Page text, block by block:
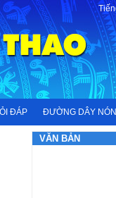
ĐÁP ĐƯỜNG DÂY
VĂN BẢN